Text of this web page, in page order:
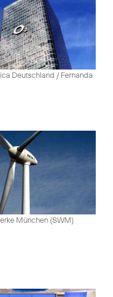
Deutschland / Fernanda
München (SWM)